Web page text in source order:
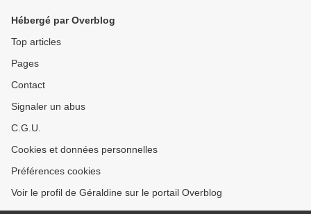
Hébergé par Overblog
Top articles
Pages
Contact
Signaler un abus
C.G.U.
Cookies et données personnelles
Préférences cookies
Voir le profil de Géraldine sur le portail Overblog